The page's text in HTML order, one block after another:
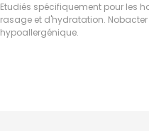
Etudiés spécifiquement pour les
rasage et d'hydratation.
hypoallergénique.